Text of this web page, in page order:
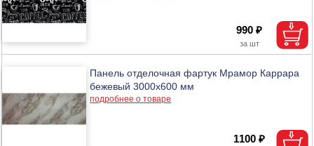
990 ₽
Панель отделочная фартук Мрамор Каррара
бежевый 3000х600 мм
подробнее о товаре
1100 ₽